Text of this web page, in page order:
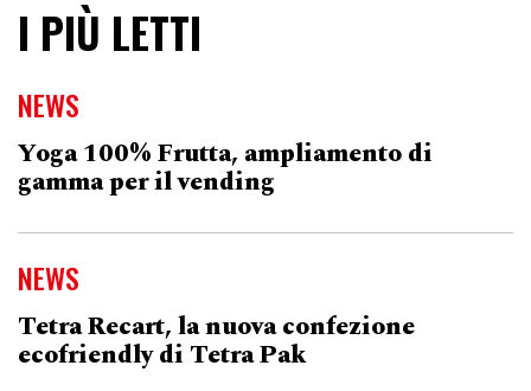
I PIÙ LETTI
NEWS
Yoga 100% Frutta, ampliamento di
gamma per il vending
NEWS
Tetra Recart, la nuova confezione
ecofriendly di Tetra Pak